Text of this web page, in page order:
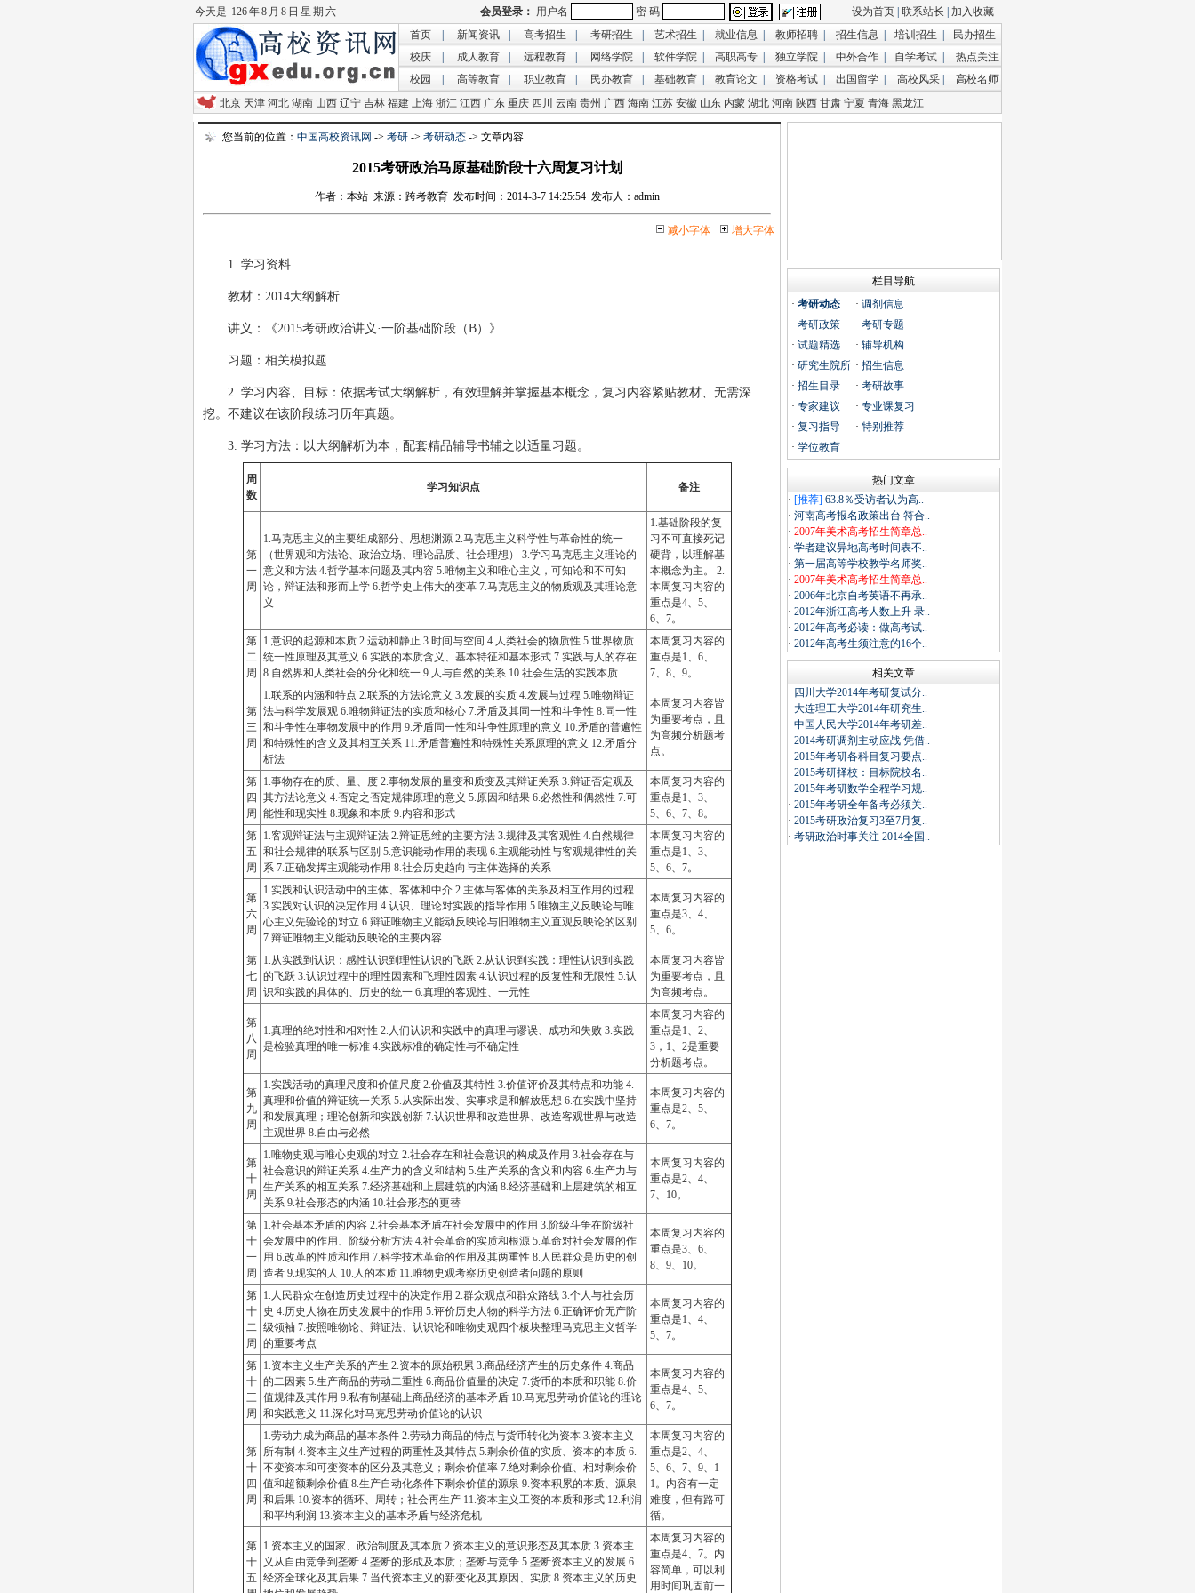
今天是 126 年 8 月 8 日 星 期 六 设为首页 联系站长
加入收藏
首页
新闻资讯 高考招生 考研招生 艺术招生 就业信息 教师招聘 招生信息 培训招生
民办招生
校庆
成人教育 远程教育 网络学院 软件学院 高职高专 独立学院 中外合作 自学考试
热点关注
校园
高等教育 职业教育 民办教育 基础教育 教育论文 资格考试 出国留学 高校风采
高校名师
北京 天津 河北 湖南 山西 辽宁 吉林 福建 上海 浙江 江西 广东 重庆 四川 云南 贵州 广西 海南 江苏 安徽 山东 内蒙 湖北 河南 陕西 甘肃 宁夏 青海 黑龙江
您当前的位置： 中国高校资讯网 -> 考研 -> 考研动态 -> 文章内容
2015考研政治马原基础阶段十六周复习计划
作者：本站 来源：跨考教育 发布时间：2014-3-7 14:25:54 发布人：admin
减小字体 增大字体
1. 学习资料
教材：2014大纲解析
讲义：《2015考研政治讲义·一阶基础阶段（B）》
习题：相关模拟题
2. 学习内容、目标：依据考试大纲解析，有效理解并掌握基本概念，复习内容紧贴教材、无需深
挖。不建议在该阶段练习历年真题。
3. 学习方法：以大纲解析为本，配套精品辅导书辅之以适量习题。
周
数
学习知识点 备注
第
一
周
1.马克思主义的主要组成部分、思想渊源 2.马克思主义科学性与革命性的统一
（世界观和方法论、政治立场、理论品质、社会理想） 3.学习马克思主义理论的
意义和方法 4.哲学基本问题及其内容 5.唯物主义和唯心主义，可知论和不可知
论，辩证法和形而上学 6.哲学史上伟大的变革 7.马克思主义的物质观及其理论意
义
1.基础阶段的复
习不可直接死记
硬背，以理解基
本概念为主。 2.
本周复习内容的
重点是4、5、
6、7。
第
二
周
1.意识的起源和本质 2.运动和静止 3.时间与空间 4.人类社会的物质性 5.世界物质
统一性原理及其意义 6.实践的本质含义、基本特征和基本形式 7.实践与人的存在
8.自然界和人类社会的分化和统一 9.人与自然的关系 10.社会生活的实践本质
本周复习内容的
重点是1、6、
7、8、9。
第
三
周
1.联系的内涵和特点 2.联系的方法论意义 3.发展的实质 4.发展与过程 5.唯物辩证
法与科学发展观 6.唯物辩证法的实质和核心 7.矛盾及其同一性和斗争性 8.同一性
和斗争性在事物发展中的作用 9.矛盾同一性和斗争性原理的意义 10.矛盾的普遍性
和特殊性的含义及其相互关系 11.矛盾普遍性和特殊性关系原理的意义 12.矛盾分
析法
本周复习内容皆
为重要考点，且
为高频分析题考
点。
第
四
周
1.事物存在的质、量、度 2.事物发展的量变和质变及其辩证关系 3.辩证否定观及
其方法论意义 4.否定之否定规律原理的意义 5.原因和结果 6.必然性和偶然性 7.可
能性和现实性 8.现象和本质 9.内容和形式
本周复习内容的
重点是1、3、
5、6、7、8。
第
五
周
1.客观辩证法与主观辩证法 2.辩证思维的主要方法 3.规律及其客观性 4.自然规律
和社会规律的联系与区别 5.意识能动作用的表现 6.主观能动性与客观规律性的关
系 7.正确发挥主观能动作用 8.社会历史趋向与主体选择的关系
本周复习内容的
重点是1、3、
5、6、7。
第
六
周
1.实践和认识活动中的主体、客体和中介 2.主体与客体的关系及相互作用的过程
3.实践对认识的决定作用 4.认识、理论对实践的指导作用 5.唯物主义反映论与唯
心主义先验论的对立 6.辩证唯物主义能动反映论与旧唯物主义直观反映论的区别
7.辩证唯物主义能动反映论的主要内容
本周复习内容的
重点是3、4、
5、6。
第
七
周
1.从实践到认识：感性认识到理性认识的飞跃 2.从认识到实践：理性认识到实践
的飞跃 3.认识过程中的理性因素和飞理性因素 4.认识过程的反复性和无限性 5.认
识和实践的具体的、历史的统一 6.真理的客观性、一元性
本周复习内容皆
为重要考点，且
为高频考点。
第
八
周
1.真理的绝对性和相对性 2.人们认识和实践中的真理与谬误、成功和失败 3.实践
是检验真理的唯一标准 4.实践标准的确定性与不确定性
本周复习内容的
重点是1、2、
3，1、2是重要
分析题考点。
第
九
周
1.实践活动的真理尺度和价值尺度 2.价值及其特性 3.价值评价及其特点和功能 4.
真理和价值的辩证统一关系 5.从实际出发、实事求是和解放思想 6.在实践中坚持
和发展真理；理论创新和实践创新 7.认识世界和改造世界、改造客观世界与改造
主观世界 8.自由与必然
本周复习内容的
重点是2、5、
6、7。
第
十
周
1.唯物史观与唯心史观的对立 2.社会存在和社会意识的构成及作用 3.社会存在与
社会意识的辩证关系 4.生产力的含义和结构 5.生产关系的含义和内容 6.生产力与
生产关系的相互关系 7.经济基础和上层建筑的内涵 8.经济基础和上层建筑的相互
关系 9.社会形态的内涵 10.社会形态的更替
本周复习内容的
重点是2、4、
7、10。
第
十
一
周
1.社会基本矛盾的内容 2.社会基本矛盾在社会发展中的作用 3.阶级斗争在阶级社
会发展中的作用、阶级分析方法 4.社会革命的实质和根源 5.革命对社会发展的作
用 6.改革的性质和作用 7.科学技术革命的作用及其两重性 8.人民群众是历史的创
造者 9.现实的人 10.人的本质 11.唯物史观考察历史创造者问题的原则
本周复习内容的
重点是3、6、
8、9、10。
第
十
二
周
1.人民群众在创造历史过程中的决定作用 2.群众观点和群众路线 3.个人与社会历
史 4.历史人物在历史发展中的作用 5.评价历史人物的科学方法 6.正确评价无产阶
级领袖 7.按照唯物论、辩证法、认识论和唯物史观四个板块整理马克思主义哲学
的重要考点
本周复习内容的
重点是1、4、
5、7。
第
十
三
周
1.资本主义生产关系的产生 2.资本的原始积累 3.商品经济产生的历史条件 4.商品
的二因素 5.生产商品的劳动二重性 6.商品价值量的决定 7.货币的本质和职能 8.价
值规律及其作用 9.私有制基础上商品经济的基本矛盾 10.马克思劳动价值论的理论
和实践意义 11.深化对马克思劳动价值论的认识
本周复习内容的
重点是4、5、
6、7。
第
十
四
周
1.劳动力成为商品的基本条件 2.劳动力商品的特点与货币转化为资本 3.资本主义
所有制 4.资本主义生产过程的两重性及其特点 5.剩余价值的实质、资本的本质 6.
不变资本和可变资本的区分及其意义；剩余价值率 7.绝对剩余价值、相对剩余价
值和超额剩余价值 8.生产自动化条件下剩余价值的源泉 9.资本积累的本质、源泉
和后果 10.资本的循环、周转；社会再生产 11.资本主义工资的本质和形式 12.利润
和平均利润 13.资本主义的基本矛盾与经济危机
本周复习内容的
重点是2、4、
5、6、7、9、1
1。内容有一定
难度，但有路可
循。
第
十
五
1.资本主义的国家、政治制度及其本质 2.资本主义的意识形态及其本质 3.资本主
义从自由竞争到垄断 4.垄断的形成及本质；垄断与竞争 5.垄断资本主义的发展 6.
经济全球化及其后果 7.当代资本主义的新变化及其原因、实质 8.资本主义的历史
本周复习内容的
重点是4、7。内
容简单，可以利
用时间巩固前一
栏目导航
· 考研动态 · 调剂信息
· 考研政策 · 考研专题
· 试题精选 · 辅导机构
· 研究生院所 · 招生信息
· 招生目录 · 考研故事
· 专家建议 · 专业课复习
· 复习指导 · 特别推荐
· 学位教育
热门文章
· [推荐] 63.8％受访者认为高..
· 河南高考报名政策出台 符合..
· 2007年美术高考招生简章总..
· 学者建议异地高考时间表不..
· 第一届高等学校教学名师奖..
· 2007年美术高考招生简章总..
· 2006年北京自考英语不再承..
· 2012年浙江高考人数上升 录..
· 2012年高考必读：做高考试..
· 2012年高考生须注意的16个..
相关文章
· 四川大学2014年考研复试分..
· 大连理工大学2014年研究生..
· 中国人民大学2014年考研差..
· 2014考研调剂主动应战 凭借..
· 2015年考研各科目复习要点..
· 2015考研择校：目标院校名..
· 2015年考研数学全程学习规..
· 2015年考研全年备考必须关..
· 2015考研政治复习3至7月复..
· 考研政治时事关注 2014全国..